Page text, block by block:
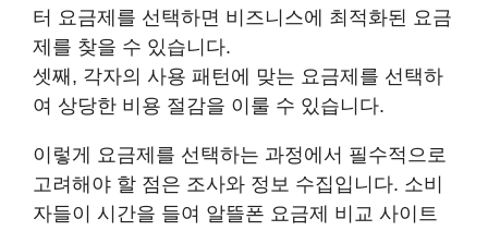
터 요금제를 선택하면 비즈니스에 최적화된 요금
제를 찾을 수 있습니다.
셋째, 각자의 사용 패턴에 맞는 요금제를 선택하
여 상당한 비용 절감을 이룰 수 있습니다.
이렇게 요금제를 선택하는 과정에서 필수적으로
고려해야 할 점은 조사와 정보 수집입니다. 소비
자들이 시간을 들여 알뜰폰 요금제 비교 사이트